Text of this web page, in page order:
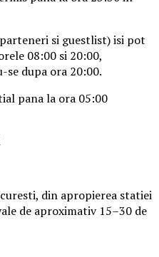
si guestlist) isi pot
08:00 si 20:00,
se dupa ora 20:00.
pana la ora 05:00
din apropierea statiei
de aproximativ 15–30 de